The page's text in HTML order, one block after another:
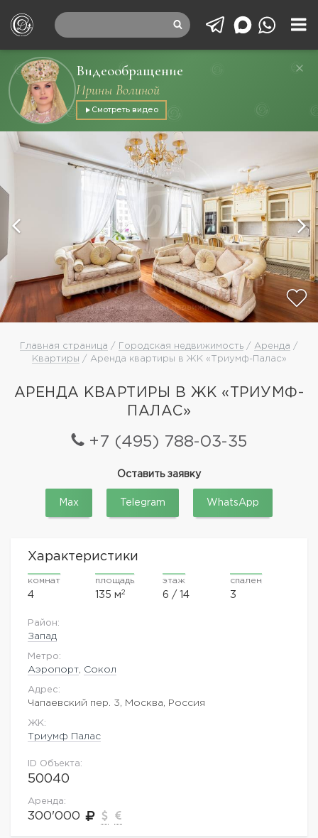
Видеообращение
Ирины Волиной
Смотреть видео
Главная страница / Городская недвижимость / Аренда /
Квартиры / Аренда квартиры в ЖК «Триумф-Палас»
АРЕНДА КВАРТИРЫ В ЖК «ТРИУМФ-
ПАЛАС»
+7 (495) 788-03-35
Оставить заявку
Max Telegram WhatsApp
Характеристики
комнат
4
площадь
135 м2
этаж
6 / 14
спален
3
Район:
Запад
Метро:
Аэропорт Сокол
Адрес:
Чапаевский пер. 3, Москва, Россия
ЖK:
Триумф Палас
ID Объекта:
50040
Аренда:
300'000